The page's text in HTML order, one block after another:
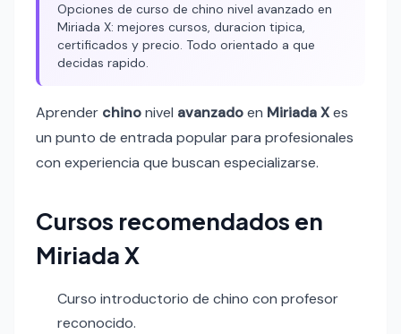
Opciones de curso de chino nivel avanzado en
Miriada X: mejores cursos, duracion tipica,
certificados y precio. Todo orientado a que
decidas rapido.
Aprender chinonivel avanzadoen Miriada Xes
un punto de entrada popular para profesionales
con experiencia que buscan especializarse.
Cursos recomendados en
Miriada X
Curso introductorio de chino con profesor
reconocido.